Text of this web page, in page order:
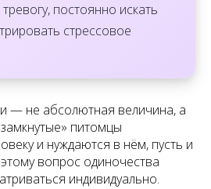
постоянно искать
стрессовое
— не абсолютная величина, а
питомцы
и нуждаются в нём, пусть и
вопрос одиночества
индивидуально.